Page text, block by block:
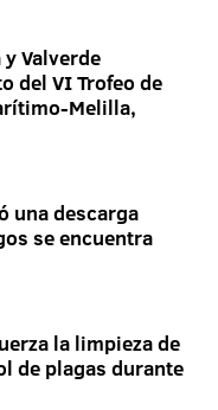
Valverde
del VI Trofeo de
Melilla,
una descarga
se encuentra
la limpieza de
de plagas durante